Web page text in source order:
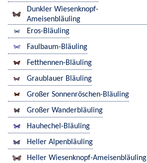
Dunkler Wiesenknopf-
Ameisenbläuling
Eros-Bläuling
Faulbaum-Bläuling
Fetthennen-Bläuling
Graublauer Bläuling
Großer Sonnenröschen-Bläuling
Großer Wanderbläuling
Hauhechel-Bläuling
Heller Alpenbläuling
Heller Wiesenknopf-Ameisenbläuling